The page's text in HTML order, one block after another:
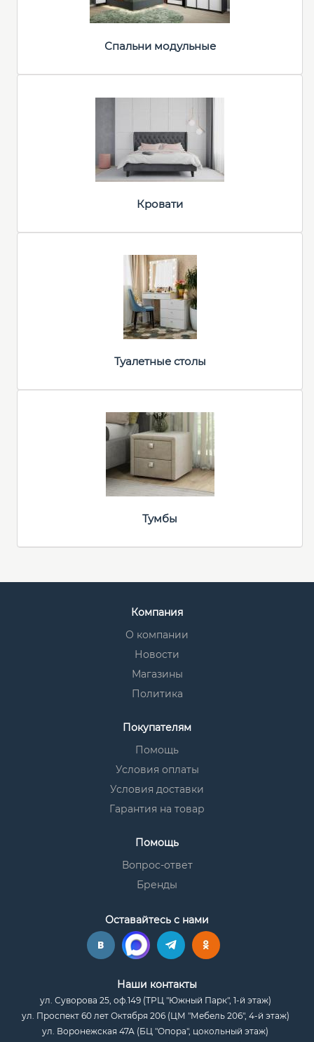
Спальни модульные
Кровати
Туалетные столы
Тумбы
Компания
О компании
Новости
Магазины
Политика
Покупателям
Помощь
Условия оплаты
Условия доставки
Гарантия на товар
Помощь
Вопрос-ответ
Бренды
Оставайтесь с нами
Наши контакты
ул. Суворова 25, оф.149 (ТРЦ "Южный Парк", 1-й этаж)
ул. Проспект 60 лет Октября 206 (ЦМ "Мебель 206", 4-й этаж)
ул. Воронежская 47А (БЦ "Опора", цокольный этаж)